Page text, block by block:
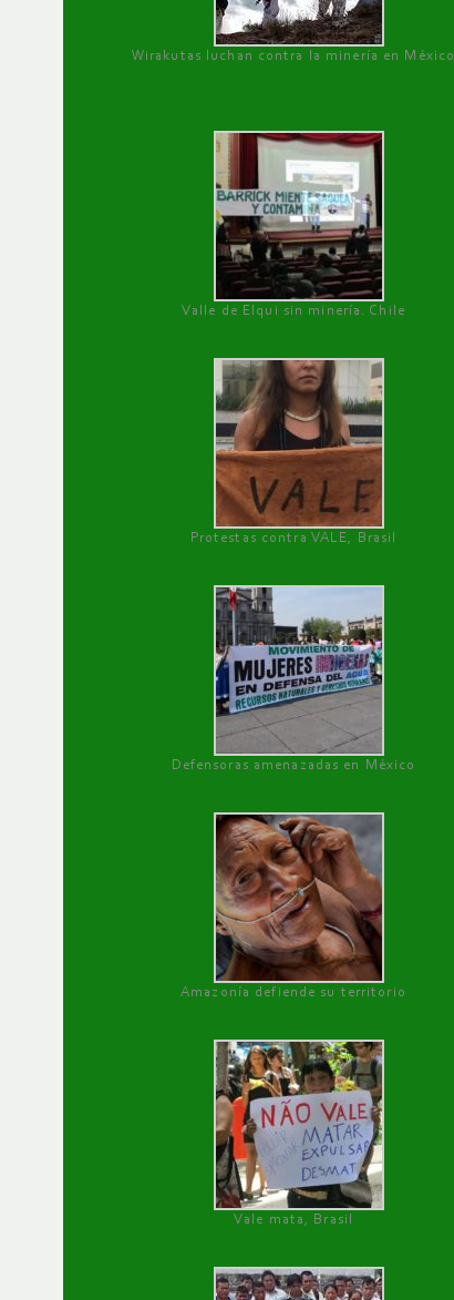
Wirakutas luchan contra la minería en México
Valle de Elqui sin minería. Chile
Protestas contra VALE, Brasil
Defensoras amenazadas en México
Amazonía defiende su territorio
Vale mata, Brasil